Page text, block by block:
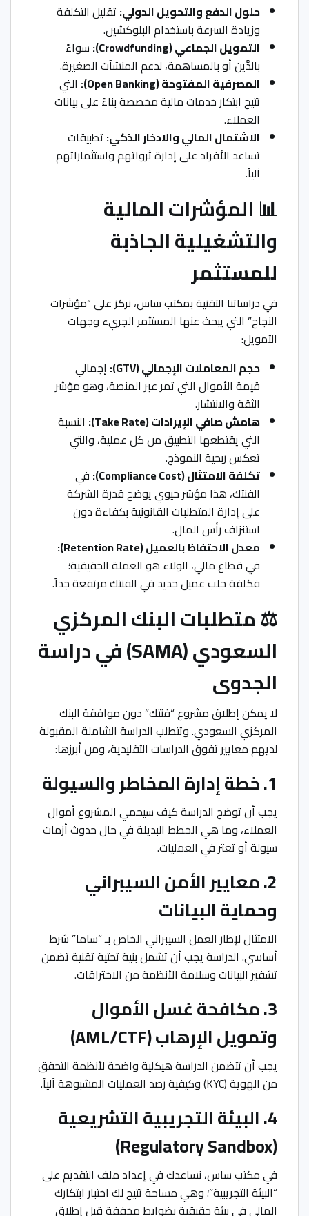
حلول الدفع والتحويل الدولي:تقليل التكلفة
وزيادة السرعة باستخدام البلوكشين.
التمويل الجماعي (Crowdfunding):
سواءً
بالدَّين أو بالمساهمة، لدعم المنشآت الصغيرة.
المصرفية المفتوحة (Open Banking):
التي
تتيح ابتكار خدمات مالية مخصصة بناءً على بيانات
العملاء.
الاشتمال المالي والادخار الذكي:تطبيقات
تساعد الأفراد على إدارة ثرواتهم واستثماراتهم
آلياً.
📊 المؤشرات المالية
والتشغيلية الجاذبة
للمستثمر
في دراساتنا التقنية بمكتب ساس، نركز على “مؤشرات
النجاح” التي يبحث عنها المستثمر الجريء وجهات
التمويل:
حجم المعاملات الإجمالي (GTV):
إجمالي
قيمة الأموال التي تمر عبر المنصة، وهو مؤشر
الثقة والانتشار.
هامش صافي الإيرادات (Take Rate):
النسبة
التي يقتطعها التطبيق من كل عملية، والتي
تعكس ربحية النموذج.
تكلفة الامتثال (Compliance Cost):
في
الفنتك، هذا مؤشر حيوي يوضح قدرة الشركة
على إدارة المتطلبات القانونية بكفاءة دون
استنزاف رأس المال.
معدل الاحتفاظ بالعميل (Retention Rate):
في قطاع مالي، الولاء هو العملة الحقيقية؛
فكلفة جلب عميل جديد في الفنتك مرتفعة جداً.
⚖️ متطلبات البنك المركزي
السعودي (SAMA) في دراسة
الجدوى
لا يمكن إطلاق مشروع “فنتك” دون موافقة البنك
المركزي السعودي. وتتطلب الدراسة الشاملة المقبولة
لديهم معايير تفوق الدراسات التقليدية، ومن أبرزها:
1. خطة إدارة المخاطر والسيولة
يجب أن توضح الدراسة كيف سيحمي المشروع أموال
العملاء، وما هي الخطط البديلة في حال حدوث أزمات
سيولة أو تعثر في العمليات.
2. معايير الأمن السيبراني
وحماية البيانات
الامتثال لإطار العمل السيبراني الخاص بـ “ساما” شرط
أساسي. الدراسة يجب أن تشمل بنية تحتية تقنية تضمن
تشفير البيانات وسلامة الأنظمة من الاختراقات.
3. مكافحة غسل الأموال
وتمويل الإرهاب (AML/CTF)
يجب أن تتضمن الدراسة هيكلية واضحة لأنظمة التحقق
من الهوية (KYC) وكيفية رصد العمليات المشبوهة آلياً.
4. البيئة التجريبية التشريعية
(Regulatory Sandbox)
في مكتب ساس، نساعدك في إعداد ملف التقديم على
“البيئة التجريبية”؛ وهي مساحة تتيح لك اختبار ابتكارك
المالي في بيئة حقيقية بضوابط مخففة قبل إطلاق